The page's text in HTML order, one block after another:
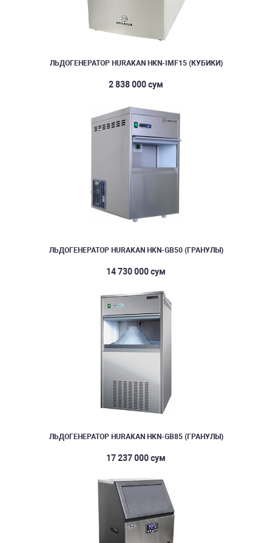
ЛЬДОГЕНЕРАТОР HURAKAN HKN-IMF15 (КУБИКИ)
2 838 000 сум
ЛЬДОГЕНЕРАТОР HURAKAN HKN-GB50 (ГРАНУЛЫ)
14 730 000 сум
ЛЬДОГЕНЕРАТОР HURAKAN HKN-GB85 (ГРАНУЛЫ)
17 237 000 сум